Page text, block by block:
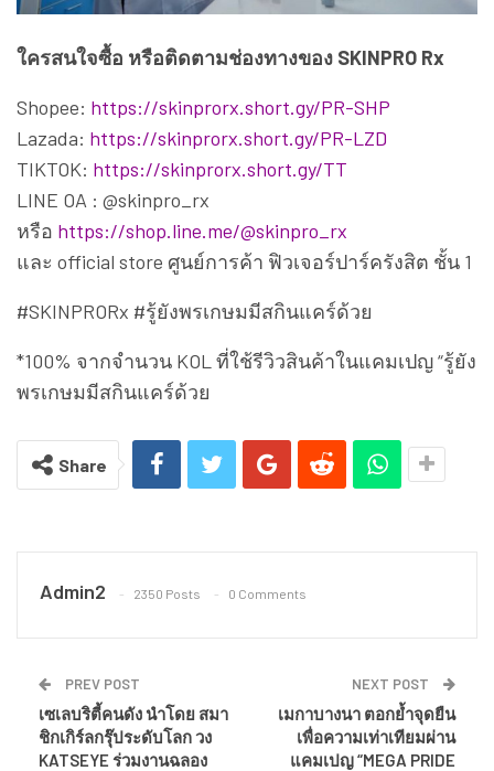
ใครสนใจซื้อ หรือติดตามช่องทางของ SKINPRO Rx
Shopee: https://skinprorx.short.gy/PR-SHP
Lazada: https://skinprorx.short.gy/PR-LZD
TIKTOK: https://skinprorx.short.gy/TT
LINE OA : @skinpro_rx
หรือ https://shop.line.me/@skinpro_rx
และ official store ศูนย์การค้า ฟิวเจอร์ปาร์ครังสิต ชั้น 1
#SKINPRORx #รู้ยังพรเกษมมีสกินแคร์ด้วย
*100% จากจำนวน KOL ที่ใช้รีวิวสินค้าในแคมเปญ “รู้ยัง
พรเกษมมีสกินแคร์ด้วย
Share
Admin2 2350 Posts 0 Comments
PREV POST
เซเลบริตี้คนดัง นำโดย สมา
ชิกเกิร์ลกรุ๊ประดับโลก วง
KATSEYE ร่วมงานฉลอง
NEXT POST
เมกาบางนา ตอกย้ำจุดยืน
เพื่อความเท่าเทียมผ่าน
แคมเปญ “MEGA PRIDE